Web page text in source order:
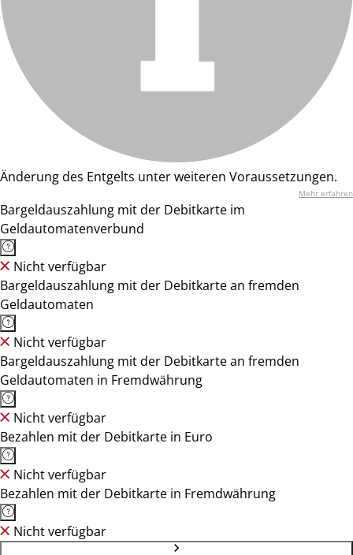
Änderung des Entgelts unter weiteren Voraussetzungen.
Mehr erfahren
Bargeldauszahlung mit der Debitkarte im
Geldautomatenverbund
Nicht verfügbar
Bargeldauszahlung mit der Debitkarte an fremden
Geldautomaten
Nicht verfügbar
Bargeldauszahlung mit der Debitkarte an fremden
Geldautomaten in Fremdwährung
Nicht verfügbar
Bezahlen mit der Debitkarte in Euro
Nicht verfügbar
Bezahlen mit der Debitkarte in Fremdwährung
Nicht verfügbar